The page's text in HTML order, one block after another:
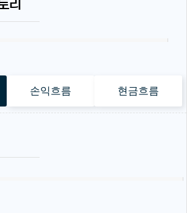
리
손익흐름 현금흐름